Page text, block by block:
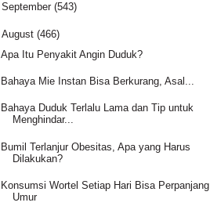
September (543)
August (466)
Apa Itu Penyakit Angin Duduk?
Bahaya Mie Instan Bisa Berkurang, Asal...
Bahaya Duduk Terlalu Lama dan Tip untuk
Menghindar...
Bumil Terlanjur Obesitas, Apa yang Harus
Dilakukan?
Konsumsi Wortel Setiap Hari Bisa Perpanjang
Umur